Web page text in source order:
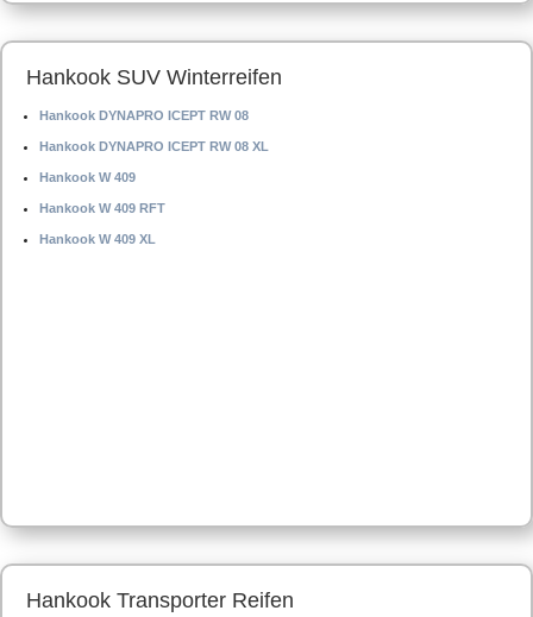
Hankook SUV Winterreifen
Hankook DYNAPRO ICEPT RW 08
Hankook DYNAPRO ICEPT RW 08 XL
Hankook W 409
Hankook W 409 RFT
Hankook W 409 XL
Hankook Transporter Reifen